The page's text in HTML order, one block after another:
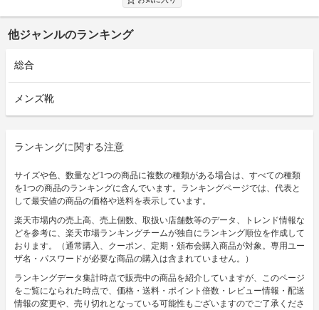
他ジャンルのランキング
総合
メンズ靴
ランキングに関する注意
サイズや色、数量など1つの商品に複数の種類がある場合は、すべての種類
を1つの商品のランキングに含んでいます。ランキングページでは、代表と
して最安値の商品の価格や送料を表示しています。
楽天市場内の売上高、売上個数、取扱い店舗数等のデータ、トレンド情報な
どを参考に、楽天市場ランキングチームが独自にランキング順位を作成して
おります。（通常購入、クーポン、定期・頒布会購入商品が対象。専用ユー
ザ名・パスワードが必要な商品の購入は含まれていません。）
ランキングデータ集計時点で販売中の商品を紹介していますが、このページ
をご覧になられた時点で、価格・送料・ポイント倍数・レビュー情報・配送
情報の変更や、売り切れとなっている可能性もございますのでご了承くださ